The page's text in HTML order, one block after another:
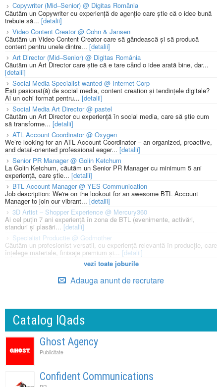
Copywriter (Mid–Senior) @ Digitas România
Căutăm un Copywriter cu experiență de agenție care știe că o idee bună
trebuie să... [detalii]
Video Content Creator @ Cohn & Jansen
Căutăm un Video Content Creator care să gândească și să producă
content pentru unele dintre... [detalii]
Art Director (Mid–Senior) @ Digitas România
Căutăm un Art Director care știe că e tare când o idee arată bine, dar...
[detalii]
Social Media Specialist wanted @ Internet Corp
Ești pasionat(ă) de social media, content creation și tendințele digitale?
Ai un ochi format pentru... [detalii]
Social Media Art Director @ pastel
Căutăm un Art Director cu experiență în social media, care să știe cum
să transforme... [detalii]
ATL Account Coordinator @ Oxygen
We’re looking for an ATL Account Coordinator – an organized, proactive,
and detail-oriented professional eager... [detalii]
Senior PR Manager @ Golin Ketchum
La Golin Ketchum, căutăm un Senior PR Manager cu minimum 5 ani
experiență, care știe... [detalii]
BTL Account Manager @ YES Communication
Job description: We're on the lookout for an awesome BTL Account
Manager to join our vibrant... [detalii]
3D Artist – Shopper Experience @ Mercury360
Ai cel puțin 7 ani experiență în zona de BTL (evenimente, activări,
standuri și plasări... [detalii]
Specialist Productie @ Godmother
Căutăm un profesionist versatil, cu experiență relevantă în producție, care
înțelege materiale, finisaje premium și... [detalii]
vezi toate joburile
Adauga anunt de recrutare
Catalog IQads
Ghost Agency
Publicitate
Confident Communications